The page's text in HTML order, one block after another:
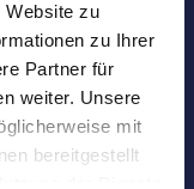
Website zu
zu Ihrer
Partner für
weiter. Unsere
mit
bereitgestellt